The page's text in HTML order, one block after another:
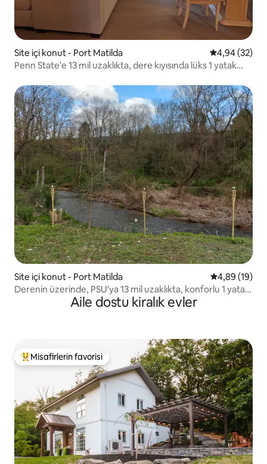
Site içi konut - Port Matilda 5 üzerinden
4,94 (32)
Penn State'e 13 mil uzaklıkta, dere kıyısında lüks 1 yatak
Site içi konut - Port Matilda 5 üzerinden
4,89 (19)
Derenin üzerinde, PSU'ya 13 mil uzaklıkta, konforlu 1 yatak
Aile dostu kiralık evler
Misafirlerin favorilerinden en beğenilenler arasında
Misafirlerin favorisi